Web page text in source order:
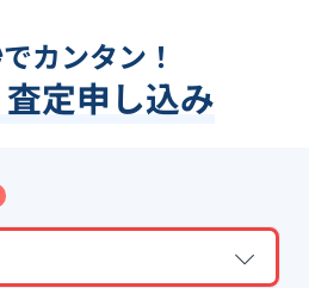
カンタン！
査定申し込み